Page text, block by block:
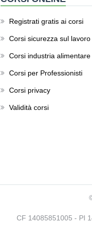
Registrati gratis ai corsi
Corsi sicurezza sul lavoro
Corsi industria alimentare
Corsi per Professionisti
Corsi privacy
Validità corsi
CF 14085851005 - PI